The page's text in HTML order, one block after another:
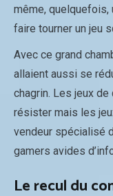
même, quelquefois,
faire tourner un jeu
Avec ce grand
allaient aussi se
chagrin. Les jeux
résister mais les
vendeur spécialisé
gamers avides
Le recul du